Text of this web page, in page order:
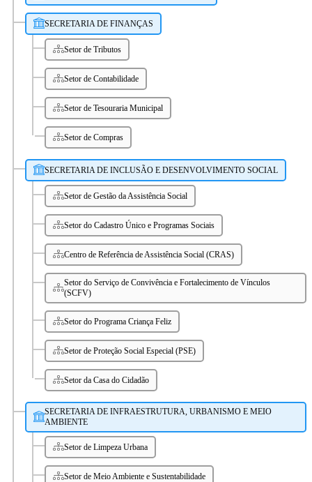
SECRETARIA DE FINANÇAS
Setor de Tributos
Setor de Contabilidade
Setor de Tesouraria Municipal
Setor de Compras
SECRETARIA DE INCLUSÃO E DESENVOLVIMENTO SOCIAL
Setor de Gestão da Assistência Social
Setor do Cadastro Único e Programas Sociais
Centro de Referência de Assistência Social (CRAS)
Setor do Serviço de Convivência e Fortalecimento de Vínculos
(SCFV)
Setor do Programa Criança Feliz
Setor de Proteção Social Especial (PSE)
Setor da Casa do Cidadão
SECRETARIA DE INFRAESTRUTURA, URBANISMO E MEIO
AMBIENTE
Setor de Limpeza Urbana
Setor de Meio Ambiente e Sustentabilidade